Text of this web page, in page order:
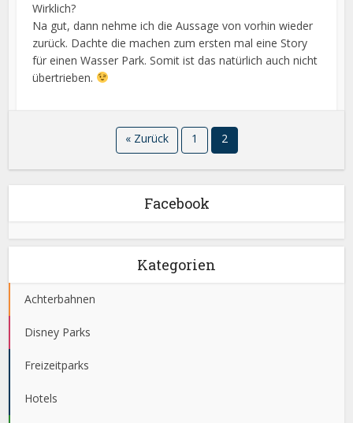
Wirklich?
Na gut, dann nehme ich die Aussage von vorhin wieder
zurück. Dachte die machen zum ersten mal eine Story
für einen Wasser Park. Somit ist das natürlich auch nicht
übertrieben.
« Zurück 1 2
Facebook
Kategorien
Achterbahnen
Disney Parks
Freizeitparks
Hotels